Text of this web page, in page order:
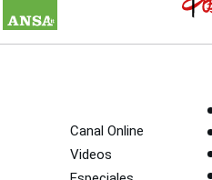
Canal Online
Videos